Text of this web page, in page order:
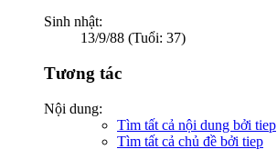
Sinh nhật:
13/9/88 (Tuổi: 37)
Tương tác
Nội dung:
Tìm tất cả nội dung bởi tiep
Tìm tất cả chủ đề bởi tiep